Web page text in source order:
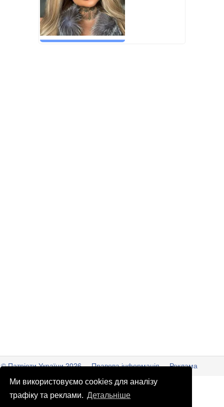
Ми використовуємо cookies для аналізу
трафіку та реклами. Детальніше
© Патріоти України 2026 Правова інформація
Реклама
info@patrioty.org.ua